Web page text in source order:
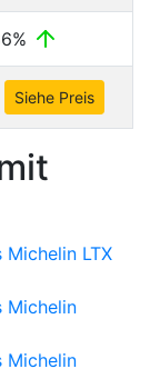
Siehe Preis
LTX
Michelin
Michelin